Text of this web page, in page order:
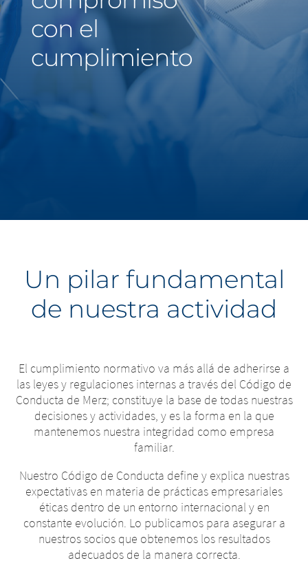
Middle East
Saudi Arabia
North America
United States
con el
cumplimiento
Un pilar fundamental
de nuestra actividad
El cumplimiento normativo va más allá de adherirse a
las leyes y regulaciones internas a través del Código de
Conducta de Merz; constituye la base de todas nuestras
decisiones y actividades, y es la forma en la que
mantenemos nuestra integridad como empresa
familiar.
Nuestro Código de Conducta define y explica nuestras
expectativas en materia de prácticas empresariales
éticas dentro de un entorno internacional y en
constante evolución. Lo publicamos para asegurar a
nuestros socios que obtenemos los resultados
adecuados de la manera correcta.